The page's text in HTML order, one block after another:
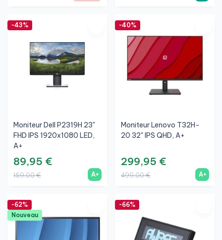
-43%
Moniteur Dell P2319H 23"
FHD IPS 1920x1080 LED,
A+
89,95 €
159,00 € A+
-40%
Moniteur Lenovo T32H-
20 32" IPS QHD, A+
299,95 €
499,00 € A+
-62%
Nouveau
-66%